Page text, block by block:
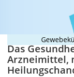
Das
Arzneimittel,